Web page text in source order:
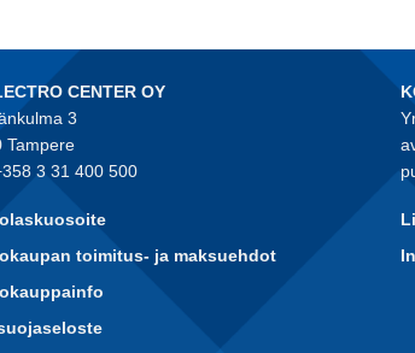
CENTER OY
3
Tampere
3 31 400 500
toimitus- ja maksuehdot